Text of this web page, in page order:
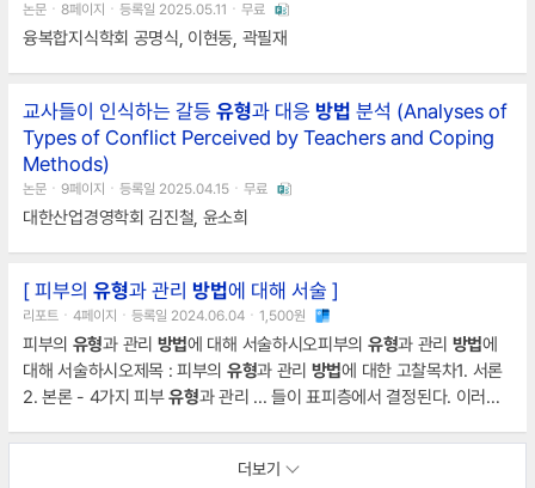
논문ㆍ8페이지ㆍ등록일 2025.05.11ㆍ무료
융복합지식학회 공명식, 이현동, 곽필재
교사들이 인식하는 갈등 유형과 대응 방법 분석 (Analyses of
Types of Conflict Perceived by Teachers and Coping
Methods)
논문ㆍ9페이지ㆍ등록일 2025.04.15ㆍ무료
대한산업경영학회 김진철, 윤소희
[ 피부의 유형과 관리 방법에 대해 서술 ]
리포트ㆍ4페이지ㆍ등록일 2024.06.04ㆍ1,500원
피부의 유형과 관리 방법에 대해 서술하시오피부의 유형과 관리 방법에
대해 서술하시오제목 : 피부의 유형과 관리 방법에 대한 고찰목차1. 서론
2. 본론 - 4가지 피부유형과 관리 ... 들이 표피층에서 결정된다. 이러한
형에 따라 제각기 다른 피부 관리방법이 적용될 수 있다.2. 본론 - 4가지
적절한 땀과 피지 분비로 피부의 유분량과 수분
더보기